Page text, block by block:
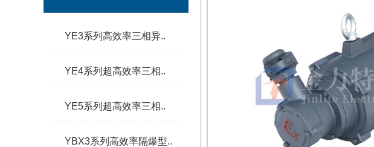
YE3系列高效率三相异..
YE4系列超高效率三相..
YE5系列超高效率三相..
YBX3系列高效率隔爆型..